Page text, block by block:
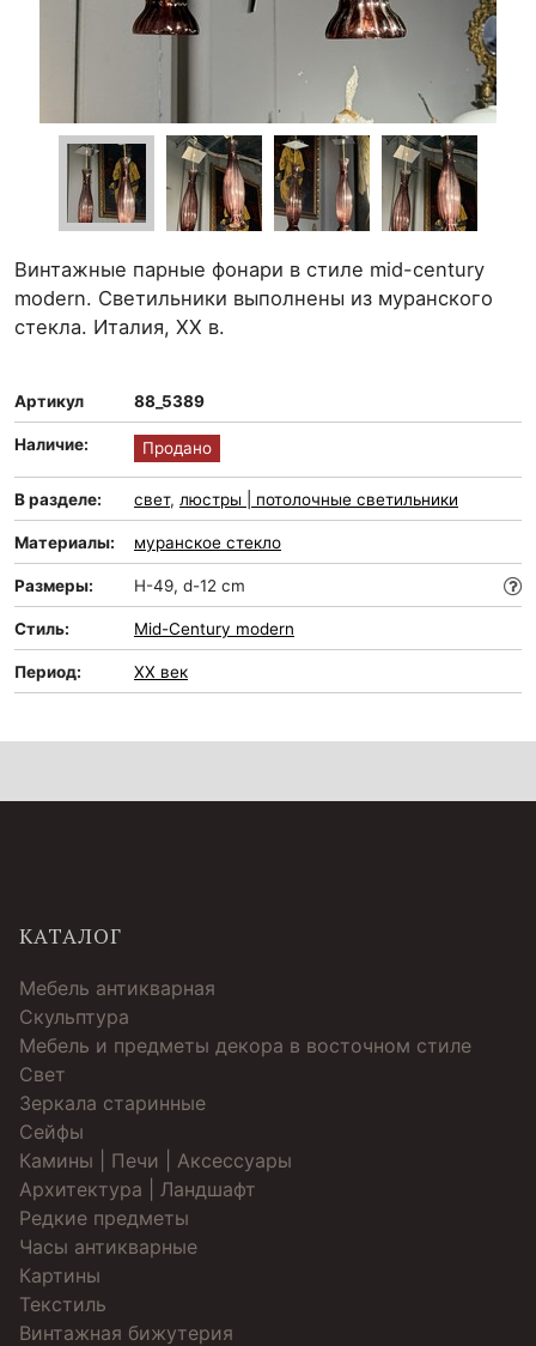
Винтажные парные фонари в стиле mid-century
modern. Светильники выполнены из муранского
стекла. Италия, XX в.
Артикул 88_5389
Наличие: Продано
В разделе: свет, люстры | потолочные светильники
Материалы: муранское стекло
Размеры: H-49, d-12 cm
Стиль: Mid-Сentury modern
Период: XX век
КАТАЛОГ
Мебель антикварная
Скульптура
Мебель и предметы декора в восточном стиле
Свет
Зеркала старинные
Cейфы
Камины | Печи | Аксессуары
Архитектура | Ландшафт
Редкие предметы
Часы антикварные
Картины
Текстиль
Винтажная бижутерия